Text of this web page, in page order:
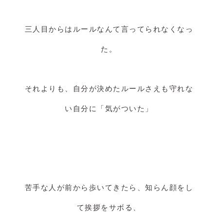
三人目からはルールなんて言ってられなくなっ
た。
それよりも、自分が決めたルールさえも守れな
い自分に「気がついた」
苦手な人が前から歩いてきたら、知らん顔をし
て挨拶をサボる、